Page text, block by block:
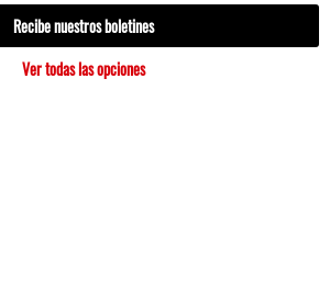
Recibe nuestros boletines
Ver todas las opciones